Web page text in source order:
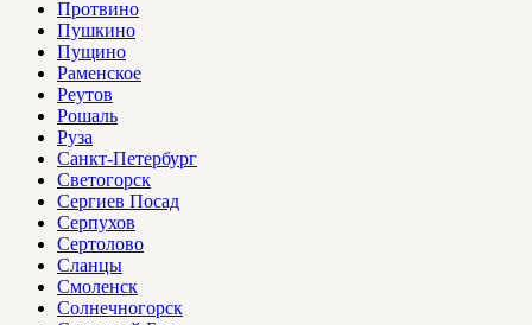
Протвино
Пушкино
Пущино
Раменское
Реутов
Рошаль
Руза
Санкт-Петербург
Светогорск
Сергиев Посад
Серпухов
Сертолово
Сланцы
Смоленск
Солнечногорск